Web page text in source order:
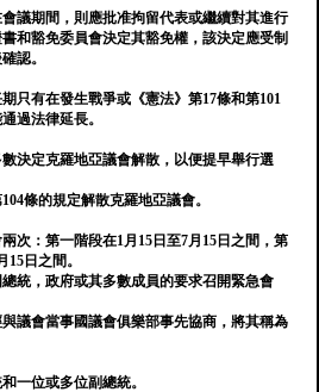
議期間，則應批准拘留代表或繼續對其進行
和豁免委員會決定其豁免權，該決定應受制
認。
只有在發生戰爭或《憲法》第17條和第101
過法律延長。
決定克羅地亞議會解散，以便提早舉行選
條的規定解散克羅地亞議會。
次：第一階段在1月15日至7月15日之間，第
15日之間。
統，政府或其多數成員的要求召開緊急會
議會當事國議會俱樂部事先協商，將其稱為
一位或多位副總統。